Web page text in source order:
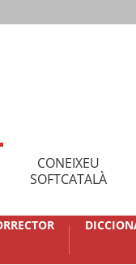
CONEIXEU
SOFTCATALÀ